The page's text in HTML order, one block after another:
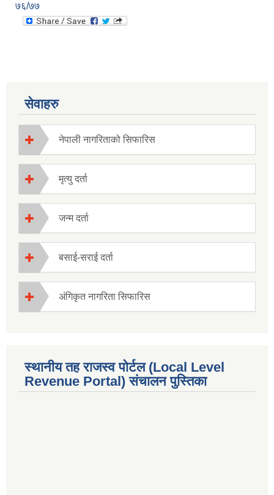
७६/७७
सेवाहरु
नेपाली नागरिताको सिफारिस
मृत्यु दर्ता
जन्म दर्ता
बसाई-सराई दर्ता
अंगिकृत नागरिता सिफारिस
स्थानीय तह राजस्व पोर्टल (Local Level
Revenue Portal) संचालन पुस्तिका